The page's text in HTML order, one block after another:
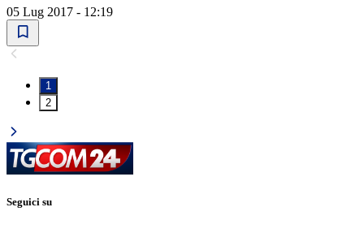
05 Lug 2017 - 12:19
1
2
Seguici su